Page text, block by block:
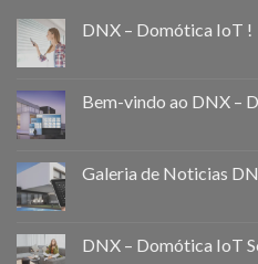
DNX – Domótica IoT !
Bem-vindo ao DNX –
Galeria de Noticias
DNX – Domótica IoT